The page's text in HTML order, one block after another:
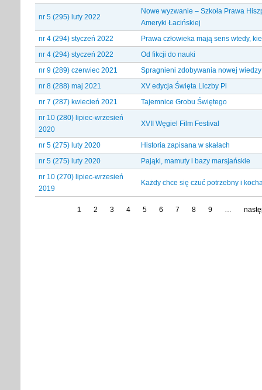
nr 5 (295) luty 2022
Nowe wyzwanie – Szkoła Prawa
Ameryki Łacińskiej
nr 4 (294) styczeń 2022
Prawa człowieka mają sens wtedy,
nr 4 (294) styczeń 2022
Od fikcji do nauki
nr 9 (289) czerwiec 2021
Spragnieni zdobywania nowej wiedzy
nr 8 (288) maj 2021
XV edycja Święta Liczby Pi
nr 7 (287) kwiecień 2021
Tajemnice Grobu Świętego
nr 10 (280) lipiec-wrzesień
2020
XVII Węgiel Film Festival
nr 5 (275) luty 2020
Historia zapisana w skałach
nr 5 (275) luty 2020
Pająki, mamuty i bazy marsjańskie
nr 10 (270) lipiec-wrzesień
2019
Każdy chce się czuć potrzebny i
1 2 3 4 5 6 7 8 9